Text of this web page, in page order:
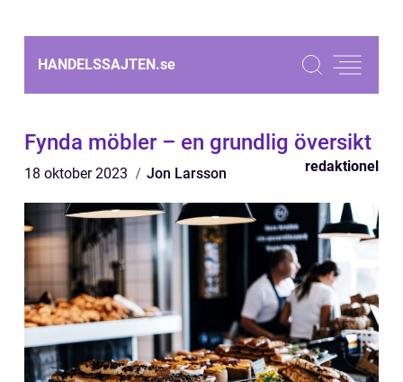
HANDELSSAJTEN.se
Fynda möbler – en grundlig översikt
18 oktober 2023 Jon Larsson redaktionel